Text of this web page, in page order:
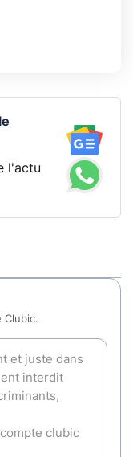
l'actu
Clubic.